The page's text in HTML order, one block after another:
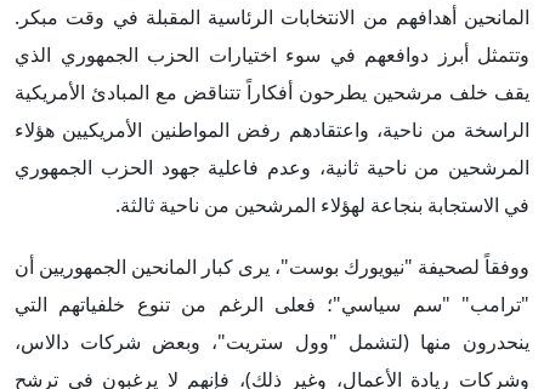
المانحين أهدافهم من الانتخابات الرئاسية المقبلة في وقت مبكر.
وتتمثل أبرز دوافعهم في سوء اختيارات الحزب الجمهوري الذي
يقف خلف مرشحين يطرحون أفكاراً تتناقض مع المبادئ الأمريكية
الراسخة من ناحية، واعتقادهم رفض المواطنين الأمريكيين هؤلاء
المرشحين من ناحية ثانية، وعدم فاعلية جهود الحزب الجمهوري
في الاستجابة بنجاعة لهؤلاء المرشحين من ناحية ثالثة.
ووفقاً لصحيفة "نيويورك بوست"، يرى كبار المانحين الجمهوريين أن
"ترامب" "سم سياسي"؛ فعلى الرغم من تنوع خلفياتهم التي
ينحدرون منها (لتشمل "وول ستريت"، وبعض شركات دالاس،
وشركات ريادة الأعمال، وغير ذلك)، فإنهم لا يرغبون في ترشح